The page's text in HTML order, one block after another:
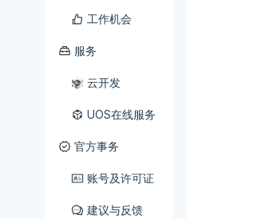
工作机会
服务
云开发
UOS在线服务
官方事务
账号及许可证
建议与反馈